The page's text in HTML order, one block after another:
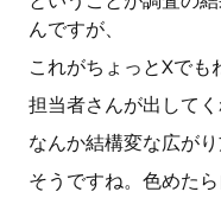
んですが、
これがちょっとXでも
担当者さんが出してく
なんか結構変な広がり
そうですね。色めた